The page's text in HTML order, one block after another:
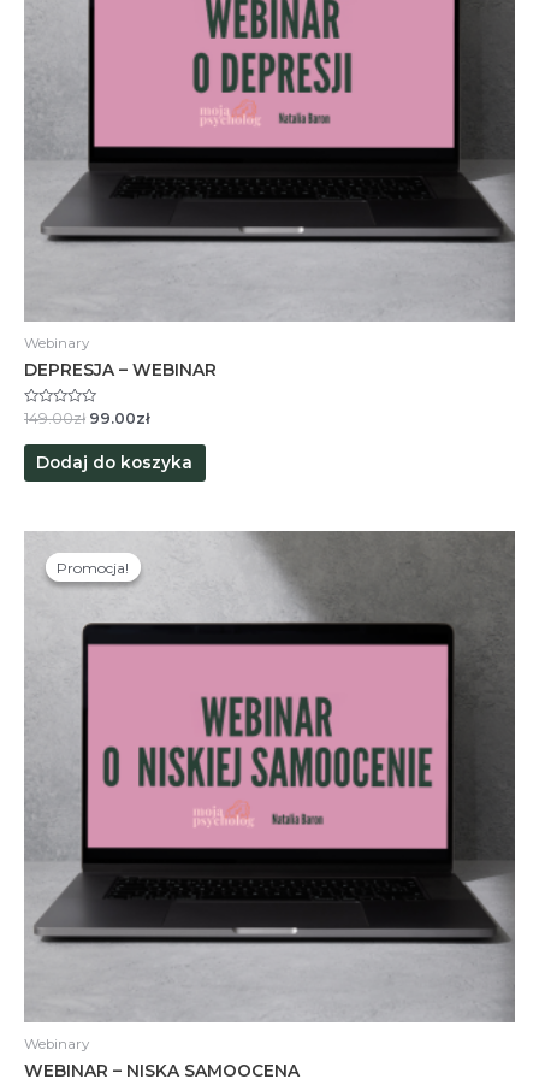
Webinary
DEPRESJA – WEBINAR
Oceniono
na
149.00zł Pierwotna
wynosiła:
99.00złAktualna
wynosi:
99.00zł.
Dodaj do koszyka
Promocja!
Promocja!
Webinary
WEBINAR – NISKA SAMOOCENA